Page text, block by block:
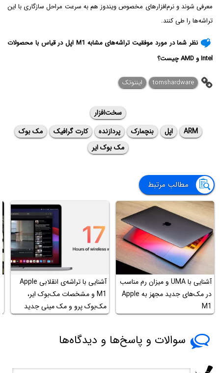
معرفی شوند و نرم‌افزارهای مخصوص ویندوز هم به سرعت مراحل سازگاری با این
تراشه‌ها را طی کنند.
نظر شما در مورد موفقیت تراشه‌های مشابه M1 اپل در قیاس با محصولات
Intel و AMD چیست؟
tomshardware اینتوتک
سخت‌افزار
ARM
اپل بنچمارک پردازنده کارت گرافیک
مک بوک
مک بوک ایر
مطالب مرتبط
آشنایی با UMA و میزان رم مناسب
در مک‌های جدید مجهز به Apple
M1
آشنایی با تراشه‌ی انقلابی Apple
M1 و مشخصات مک‌بوک ایر،
مک‌بوک پرو و مک مینی جدید
سوالات و پاسخ‌ها و دیدگاه‌ها